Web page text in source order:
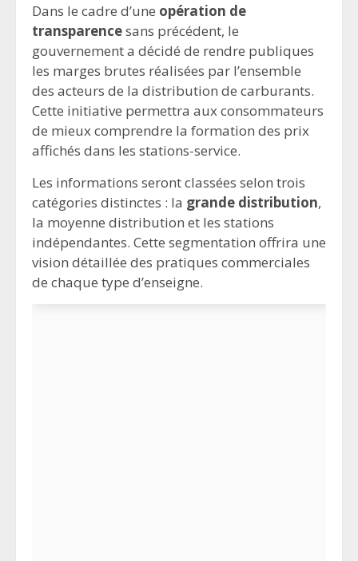
Dans le cadre d’une opération de
transparencesans précédent, le
gouvernement a décidé de rendre publiques
les marges brutes réalisées par l’ensemble
des acteurs de la distribution de carburants.
Cette initiative permettra aux consommateurs
de mieux comprendre la formation des prix
affichés dans les stations-service.
Les informations seront classées selon trois
catégories distinctes : la grande distribution,
la moyenne distribution et les stations
indépendantes. Cette segmentation offrira une
vision détaillée des pratiques commerciales
de chaque type d’enseigne.